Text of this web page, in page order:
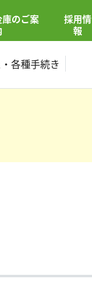
のご案
採用情
報
各種手続き